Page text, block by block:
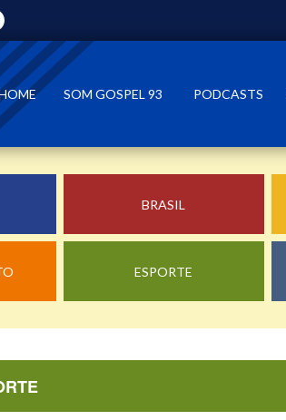
SOM GOSPEL 93 PODCASTS
BRASIL
ESPORTE